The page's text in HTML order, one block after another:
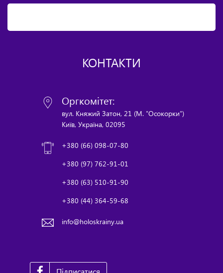
КОНТАКТИ
Оргкомітет:
вул. Княжий Затон, 21 (М. "Осокорки")
Київ, Україна, 02095
+380 (66) 098-07-80
+380 (97) 762-91-01
+380 (63) 510-91-90
+380 (44) 364-59-68
info@holoskrainy.ua